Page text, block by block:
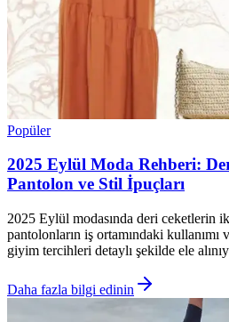
Popüler
2025 Eylül Moda Rehberi:
Pantolon ve Stil İpuçları
2025 Eylül modasında deri ceketlerin
pantolonların iş ortamındaki kullanımı
giyim tercihleri detaylı şekilde ele
Daha fazla bilgi edinin